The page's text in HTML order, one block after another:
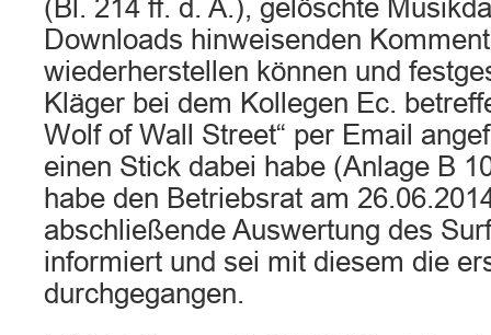
(Bl. 214 ff. d. A.), gelöschte
Downloads hinweisenden
wiederherstellen können und
Kläger bei dem Kollegen Ec.
Wolf of Wall Street“ per Email
einen Stick dabei habe (Anlage B
habe den Betriebsrat am
abschließende Auswertung des
informiert und sei mit diesem die
durchgegangen.